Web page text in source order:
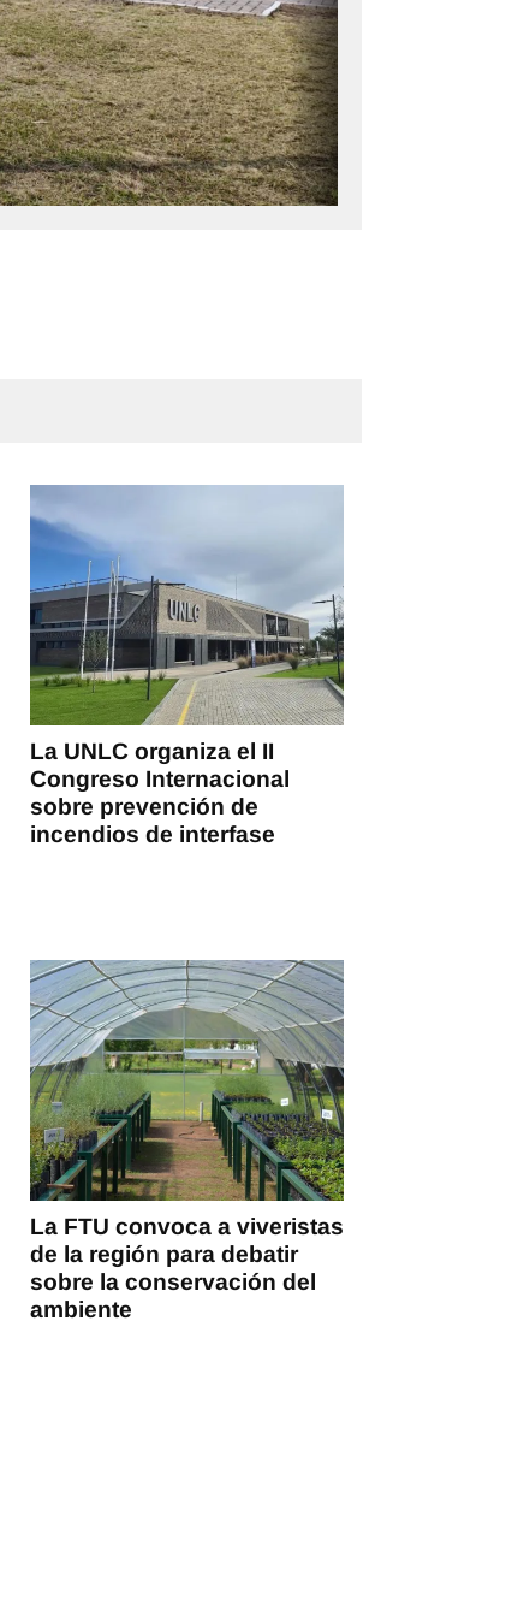
La UNLC organiza el II
Congreso Internacional
sobre prevención de
incendios de interfase
La FTU convoca a viveristas
de la región para debatir
sobre la conservación del
ambiente